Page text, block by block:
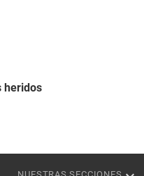
heridos